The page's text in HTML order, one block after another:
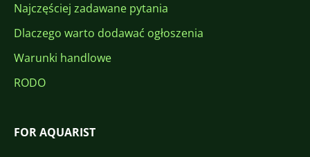
Najczęściej zadawane pytania
Dlaczego warto dodawać ogłoszenia
Warunki handlowe
RODO
FOR AQUARIST